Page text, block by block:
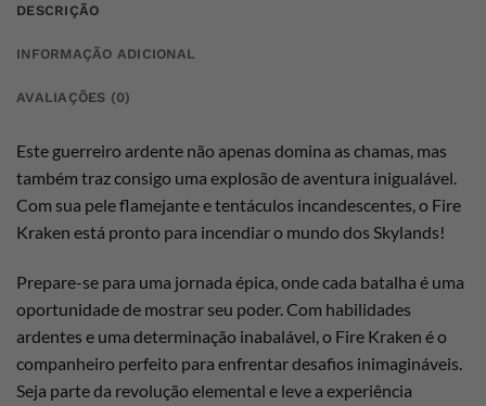
DESCRIÇÃO
INFORMAÇÃO ADICIONAL
AVALIAÇÕES (0)
Este guerreiro ardente não apenas domina as chamas, mas
também traz consigo uma explosão de aventura inigualável.
Com sua pele flamejante e tentáculos incandescentes, o Fire
Kraken está pronto para incendiar o mundo dos Skylands!
Prepare-se para uma jornada épica, onde cada batalha é uma
oportunidade de mostrar seu poder. Com habilidades
ardentes e uma determinação inabalável, o Fire Kraken é o
companheiro perfeito para enfrentar desafios inimagináveis.
Seja parte da revolução elemental e leve a experiência